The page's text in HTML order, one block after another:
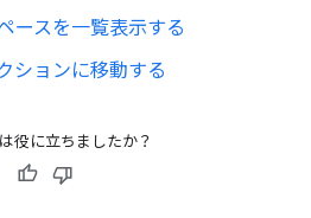
ースを一覧表示する
ションに移動する
役に立ちましたか？